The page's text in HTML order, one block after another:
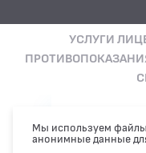
УСЛУГИ
Вы из
Каменск-
Мы используем
анонимные данные